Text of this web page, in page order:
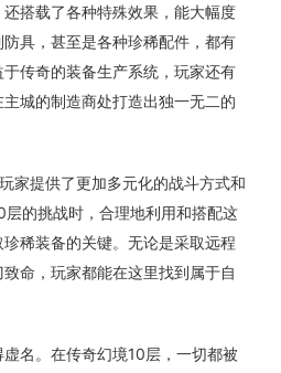
搭载了各种特殊效果，能大幅度
具，甚至是各种珍稀配件，都有
传奇的装备生产系统，玩家还有
城的制造商处打造出独一无二的
家提供了更加多元化的战斗方式和
的挑战时，合理地利用和搭配这
稀装备的关键。无论是采取远程
命，玩家都能在这里找到属于自
名。在传奇幻境10层，一切都被